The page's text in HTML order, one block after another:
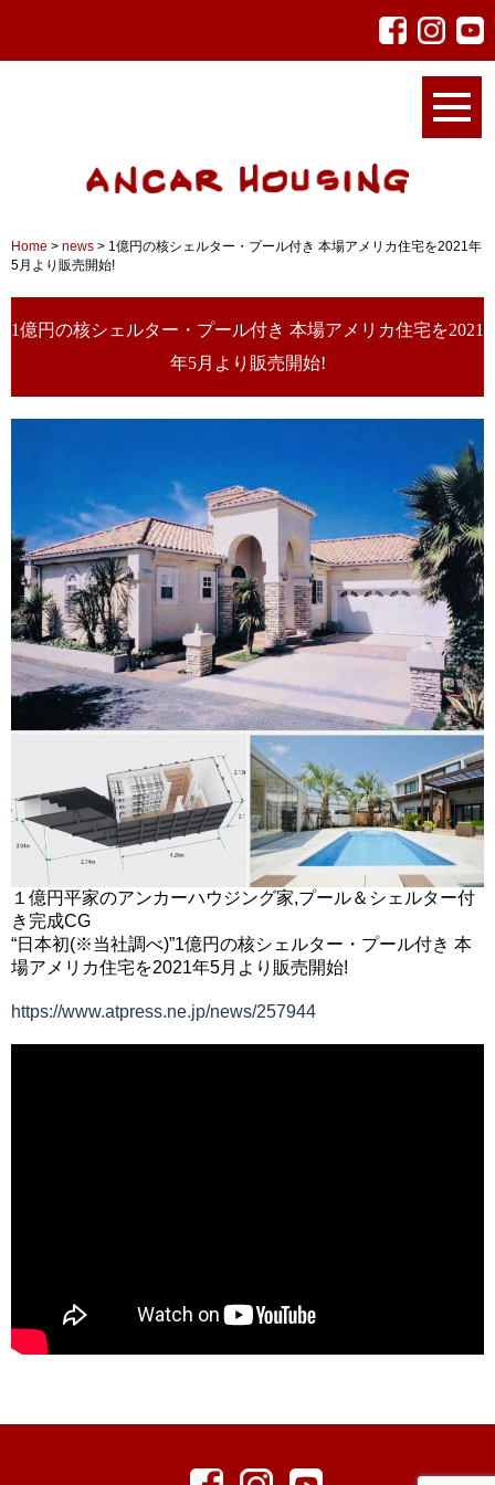
Home > news > 1億円の核シェルター・プール付き 本場アメリカ住宅を2021年
5月より販売開始!
1億円の核シェルター・プール付き 本場アメリカ住宅を2021
年5月より販売開始!
１億円平家のアンカーハウジング家,プール＆シェルター付
き完成CG
“日本初(※当社調べ)”1億円の核シェルター・プール付き 本
場アメリカ住宅を2021年5月より販売開始!
https://www.atpress.ne.jp/news/257944